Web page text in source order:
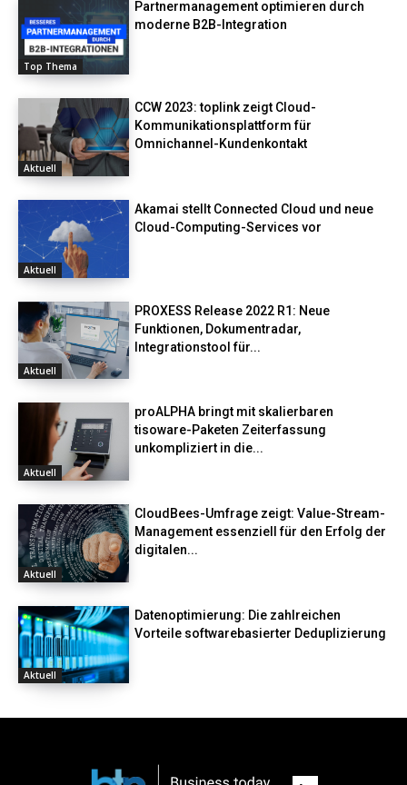
Top Thema
Partnermanagement optimieren durch
moderne B2B-Integration
Aktuell
CCW 2023: toplink zeigt Cloud-
Kommunikationsplattform für
Omnichannel-Kundenkontakt
Aktuell
Akamai stellt Connected Cloud und neue
Cloud-Computing-Services vor
Aktuell
PROXESS Release 2022 R1: Neue
Funktionen, Dokumentradar,
Integrationstool für...
Aktuell
proALPHA bringt mit skalierbaren
tisoware-Paketen Zeiterfassung
unkompliziert in die...
Aktuell
CloudBees-Umfrage zeigt: Value-Stream-
Management essenziell für den Erfolg der
digitalen...
Aktuell
Datenoptimierung: Die zahlreichen
Vorteile softwarebasierter Deduplizierung